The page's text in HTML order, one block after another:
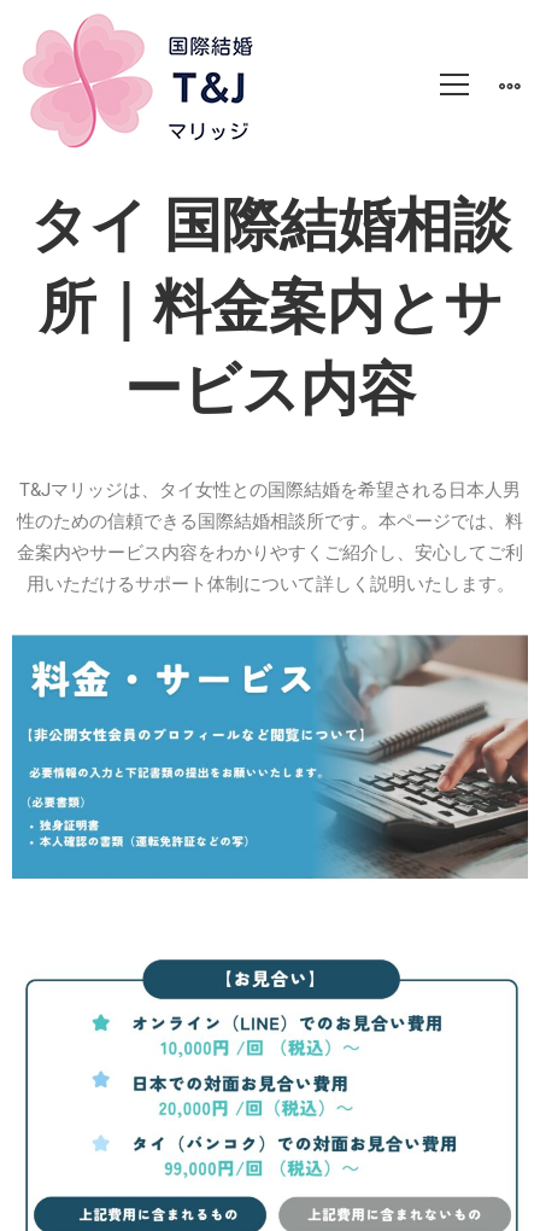
タイ 国際結婚相談
所｜料金案内とサ
ービス内容
T&Jマリッジは、タイ女性との国際結婚を希望される日本人男
性のための信頼できる国際結婚相談所です。本ページでは、料
金案内やサービス内容をわかりやすくご紹介し、安心してご利
用いただけるサポート体制について詳しく説明いたします。